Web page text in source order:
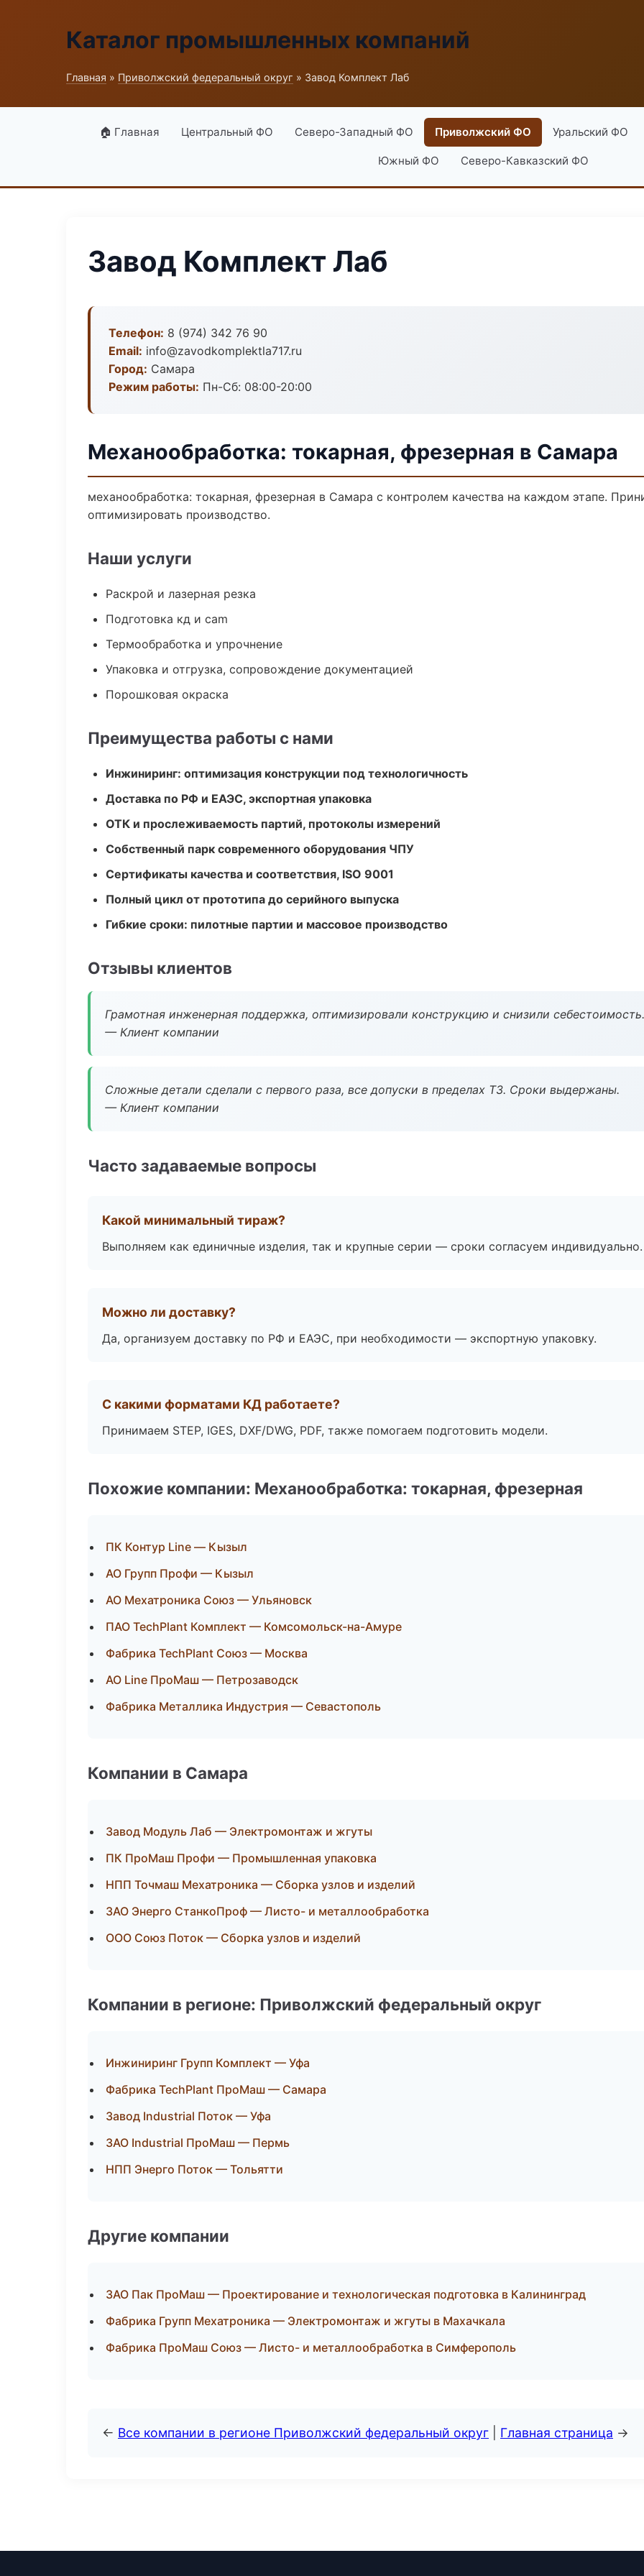
Каталог промышленных компаний
Главная » Приволжский федеральный округ » Завод Комплект Лаб
🏠 Главная Центральный ФО Северо-Западный ФО Приволжский ФО Уральский ФО
Южный ФО Северо-Кавказский ФО
Завод Комплект Лаб
Телефон: 8 (974) 342 76 90
Email: info@zavodkomplektla717.ru
Город: Самара
Режим работы: Пн-Сб: 08:00-20:00
Механообработка: токарная, фрезерная в Самара
механообработка: токарная, фрезерная в Самара с контролем качества на каждом этапе.
оптимизировать производство.
Наши услуги
Раскрой и лазерная резка
Подготовка кд и cam
Термообработка и упрочнение
Упаковка и отгрузка, сопровождение документацией
Порошковая окраска
Преимущества работы с нами
Инжиниринг: оптимизация конструкции под технологичность
Доставка по РФ и ЕАЭС, экспортная упаковка
ОТК и прослеживаемость партий, протоколы измерений
Собственный парк современного оборудования ЧПУ
Сертификаты качества и соответствия, ISO 9001
Полный цикл от прототипа до серийного выпуска
Гибкие сроки: пилотные партии и массовое производство
Отзывы клиентов
Грамотная инженерная поддержка, оптимизировали конструкцию и снизили себестоимость.
— Клиент компании
Сложные детали сделали с первого раза, все допуски в пределах ТЗ. Сроки выдержаны.
— Клиент компании
Часто задаваемые вопросы
Какой минимальный тираж?
Выполняем как единичные изделия, так и крупные серии — сроки согласуем индивидуально.
Можно ли доставку?
Да, организуем доставку по РФ и ЕАЭС, при необходимости — экспортную упаковку.
С какими форматами КД работаете?
Принимаем STEP, IGES, DXF/DWG, PDF, также помогаем подготовить модели.
Похожие компании: Механообработка: токарная, фрезерная
ПК Контур Line — Кызыл
АО Групп Профи — Кызыл
АО Мехатроника Союз — Ульяновск
ПАО TechPlant Комплект — Комсомольск-на-Амуре
Фабрика TechPlant Союз — Москва
АО Line ПроМаш — Петрозаводск
Фабрика Металлика Индустрия — Севастополь
Компании в Самара
Завод Модуль Лаб — Электромонтаж и жгуты
ПК ПроМаш Профи — Промышленная упаковка
НПП Точмаш Мехатроника — Сборка узлов и изделий
ЗАО Энерго СтанкоПроф — Листо- и металлообработка
ООО Союз Поток — Сборка узлов и изделий
Компании в регионе: Приволжский федеральный округ
Инжиниринг Групп Комплект — Уфа
Фабрика TechPlant ПроМаш — Самара
Завод Industrial Поток — Уфа
ЗАО Industrial ПроМаш — Пермь
НПП Энерго Поток — Тольятти
Другие компании
ЗАО Пак ПроМаш — Проектирование и технологическая подготовка в Калининград
Фабрика Групп Мехатроника — Электромонтаж и жгуты в Махачкала
Фабрика ПроМаш Союз — Листо- и металлообработка в Симферополь
← Все компании в регионе Приволжский федеральный округ Главная страница →